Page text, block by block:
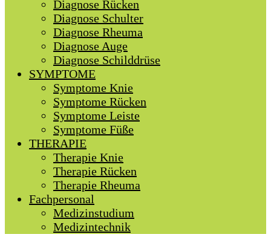
Diagnose Rücken
Diagnose Schulter
Diagnose Rheuma
Diagnose Auge
Diagnose Schilddrüse
SYMPTOME
Symptome Knie
Symptome Rücken
Symptome Leiste
Symptome Füße
THERAPIE
Therapie Knie
Therapie Rücken
Therapie Rheuma
Fachpersonal
Medizinstudium
Medizintechnik